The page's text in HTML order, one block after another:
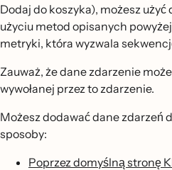
Dodaj do koszyka), możesz
użyciu metod opisanych
metryki, która wyzwala
Zauważ, że dane zdarzenie
wywołanej przez to zdarzenie.
Możesz dodawać dane zdarzeń
sposoby:
Poprzez domyślną stronę